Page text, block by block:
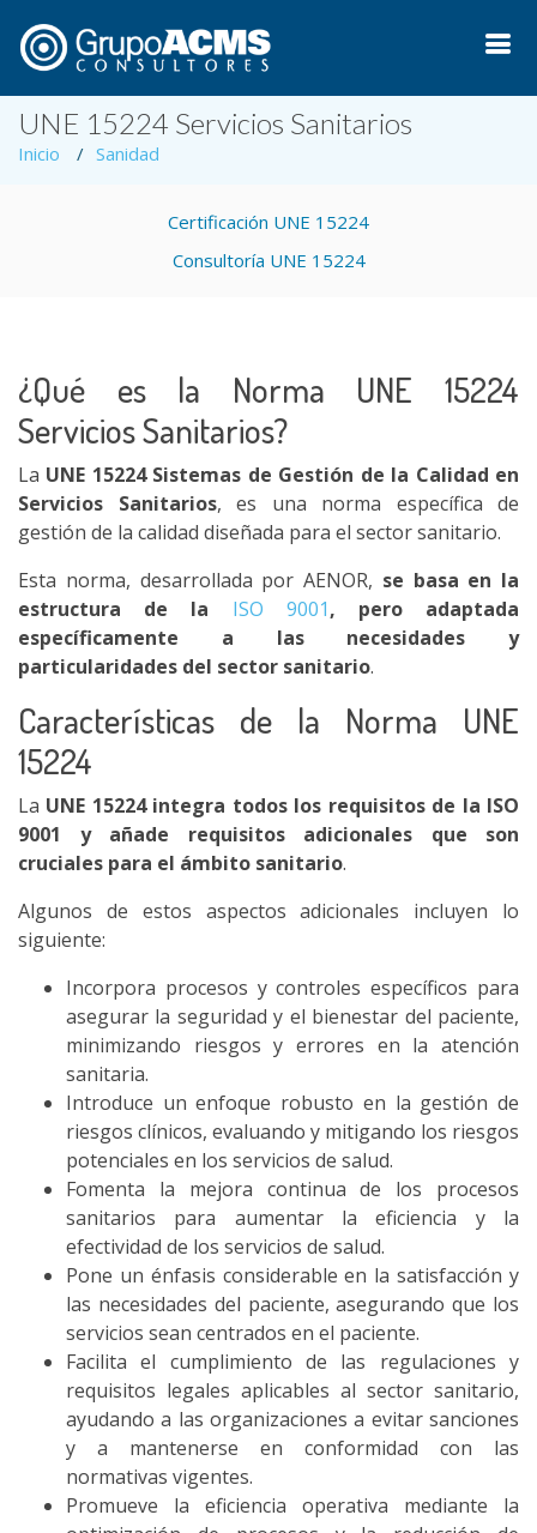
UNE 15224 Servicios Sanitarios
Inicio Sanidad
Certificación UNE 15224
Consultoría UNE 15224
¿Qué es la Norma UNE 15224
Servicios Sanitarios?
La UNE 15224 Sistemas de Gestión de la Calidad en
Servicios Sanitarios, es una norma específica de
gestión de la calidad diseñada para el sector sanitario.
Esta norma, desarrollada por AENOR, se basa en la
estructura de la ISO 9001, pero adaptada
específicamente a las necesidades y
particularidades del sector sanitario.
Características de la Norma UNE
15224
La UNE 15224 integra todos los requisitos de la ISO
9001 y añade requisitos adicionales que son
cruciales para el ámbito sanitario.
Algunos de estos aspectos adicionales incluyen lo
siguiente:
Incorpora procesos y controles específicos para
asegurar la seguridad y el bienestar del paciente,
minimizando riesgos y errores en la atención
sanitaria.
Introduce un enfoque robusto en la gestión de
riesgos clínicos, evaluando y mitigando los riesgos
potenciales en los servicios de salud.
Fomenta la mejora continua de los procesos
sanitarios para aumentar la eficiencia y la
efectividad de los servicios de salud.
Pone un énfasis considerable en la satisfacción y
las necesidades del paciente, asegurando que los
servicios sean centrados en el paciente.
Facilita el cumplimiento de las regulaciones y
requisitos legales aplicables al sector sanitario,
ayudando a las organizaciones a evitar sanciones
y a mantenerse en conformidad con las
normativas vigentes.
Promueve la eficiencia operativa mediante la